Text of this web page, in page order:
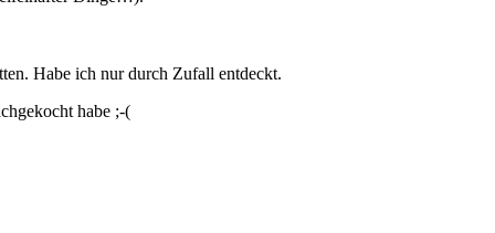
Habe ich nur durch Zufall entdeckt.
habe ;-(